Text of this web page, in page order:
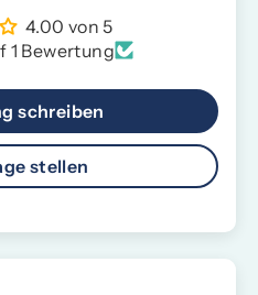
4.00 von 5
1 Bewertung
schreiben
stellen